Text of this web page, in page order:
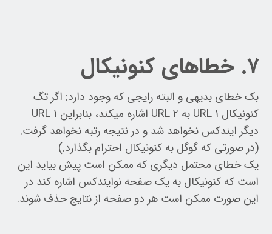
۷. خطاهای کنونیکال
بک خطای بدیهی و البته رایجی که وجود دارد: اگر تگ
کنونیکال URL ۱ به URL ۲ اشاره میکند، بنابراین URL ۱
دیگر ایندکس نخواهد شد و در نتیجه رتبه نخواهد گرفت.
(در صورتی که گوگل به کنونیکال احترام بگذارد.)
یک خطای محتمل دیگری که ممکن است پیش بیاید این
است که کنونیکال به یک صفحه نوایندکس اشاره کند در
این صورت ممکن است هر دو صفحه از نتایج حذف شوند.